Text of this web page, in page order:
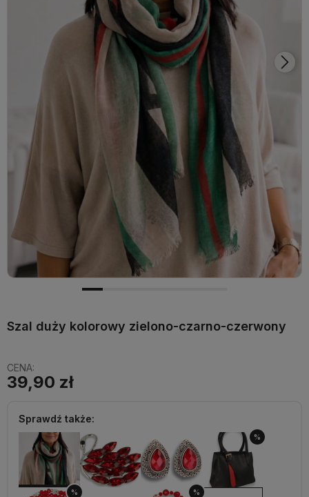
Szal duży kolorowy zielono-czarno-czerwony
CENA:
39,90 zł
Sprawdź także:
%
% %